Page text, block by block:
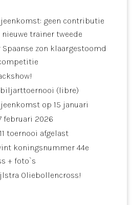
geen contributie
trainer tweede
zon klaargestoomd
biljarttoernooi (libre)
op 15 januari
februari 2026
toernooi afgelast
koningsnummer 44e
+ foto`s
Oliebollencross!